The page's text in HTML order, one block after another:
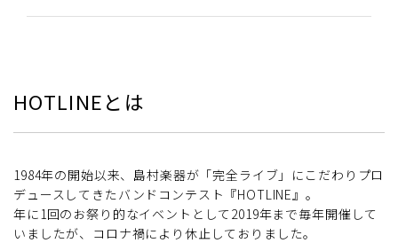
HOTLINEとは
1984年の開始以来、島村楽器が「完全ライブ」にこだわりプロ
デュースしてきたバンドコンテスト『HOTLINE』。
年に1回のお祭り的なイベントとして2019年まで毎年開催して
いましたが、コロナ禍により休止しておりました。